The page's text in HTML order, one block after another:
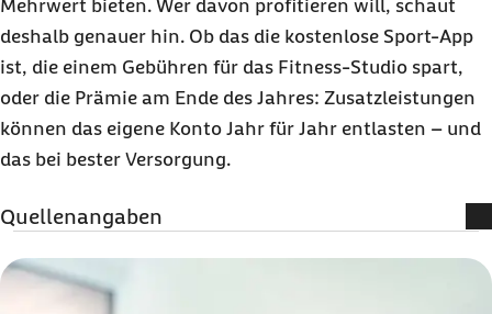
Mehrwert bieten. Wer davon profitieren will, schaut
deshalb genauer hin. Ob das die kostenlose Sport-App
ist, die einem Gebühren für das Fitness-Studio spart,
oder die Prämie am Ende des Jahres: Zusatzleistungen
können das eigene Konto Jahr für Jahr entlasten – und
das bei bester Versorgung.
Quellenangaben
Statistisches Bundesamt (Abruf vom 12.06.2025):